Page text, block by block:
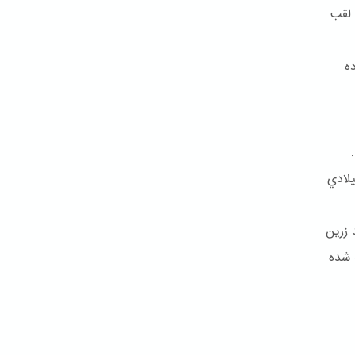
لقب
و بالاخره کمتر از شش سال بعد در ۹ جولای ۱۸۵۰ ميلادي
زرین
شده